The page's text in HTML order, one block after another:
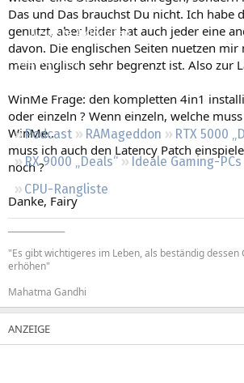
Neue Beiträge
Neueste Aktivitäten
Leserartikel
Podcast RAMageddon
RTX 5000
RX 9000 „Deals“
Ideale Gaming-PCs
CPU-Rangliste
Das und Das brauchst Du nicht. Ich habe
genutzt, aber leider hat auch jeder eine
davon. Die englischen Seiten nuetzen mir
mein englisch sehr begrenzt ist. Also zur
WinMe Frage: den kompletten 4in1
oder einzeln ? Wenn einzeln, welche
WinMe..
muss ich auch den Latency Patch
noch ?
Danke, Fairy
"Es gibt wichtigeres im Leben, als beständig dessen
erhöhen"
Mahatma Gandhi